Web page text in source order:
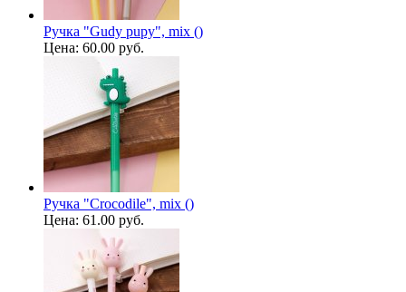
Ручка "Gudy pupy", mix ()
Цена: 60.00 руб.
Ручка "Crocodile", mix ()
Цена: 61.00 руб.